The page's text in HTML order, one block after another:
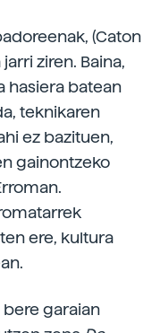
(Caton
ziren. Baina,
hasiera batean
teknikaren
ez bazituen,
gainontzeko
ere, kultura
bere garaian